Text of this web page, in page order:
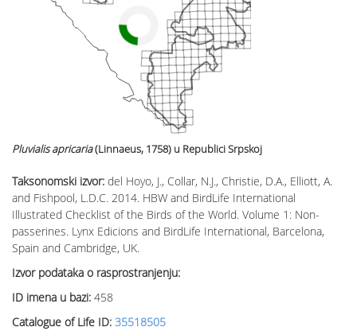
Taksonomski izvor: del Hoyo, J., Collar, N.J., Christie, D.A., Elliott, A.
and Fishpool, L.D.C. 2014. HBW and BirdLife International
Illustrated Checklist of the Birds of the World. Volume 1: Non-
passerines. Lynx Edicions and BirdLife International, Barcelona,
Spain and Cambridge, UK.
Izvor podataka o rasprostranjenju:
ID imena u bazi: 458
Catalogue of Life ID: 35518505
Pluvialis apricaria(Linnaeus, 1758) u Republici Srpskoj